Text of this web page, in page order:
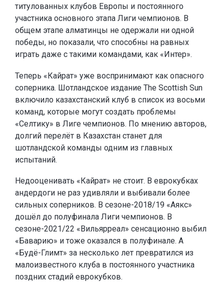
титулованных клубов Европы и постоянного
участника основного этапа Лиги чемпионов. В
общем этапе алматинцы не одержали ни одной
победы, но показали, что способны на равных
играть даже с такими командами, как «Интер».
Теперь «Кайрат» уже воспринимают как опасного
соперника. Шотландское издание The Scottish Sun
включило казахстанский клуб в список из восьми
команд, которые могут создать проблемы
«Селтику» в Лиге чемпионов. По мнению авторов,
долгий перелёт в Казахстан станет для
шотландской команды одним из главных
испытаний.
Недооценивать «Кайрат» не стоит. В еврокубках
андердоги не раз удивляли и выбивали более
сильных соперников. В сезоне-2018/19 «Аякс»
дошёл до полуфинала Лиги чемпионов. В
сезоне-2021/22 «Вильярреал» сенсационно выбил
«Баварию» и тоже оказался в полуфинале. А
«Будё-Глимт» за несколько лет превратился из
малоизвестного клуба в постоянного участника
поздних стадий еврокубков.